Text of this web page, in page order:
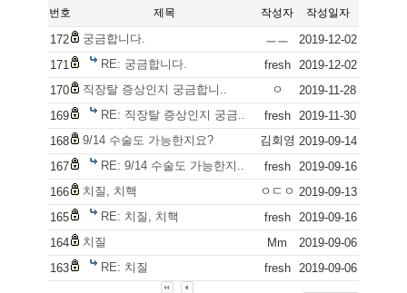
번호 제목 작성자 작성일자
172 궁금합니다. ㅡㅡ
2019-12-02
171
RE: 궁금합니다. fresh
2019-12-02
170
직장탈 증상인지 궁금합니.. ㅇ
2019-11-28
169
RE: 직장탈 증상인지 궁금.. fresh
2019-11-30
168
9/14 수술도 가능한지요? 김회영 2019-09-14
167
RE: 9/14 수술도 가능한지.. fresh
2019-09-16
166
치질, 치핵 ㅇㄷㅇ 2019-09-13
165
RE: 치질, 치핵 fresh
2019-09-16
164
치질 Mm
2019-09-06
163
RE: 치질 fresh 2019-09-06